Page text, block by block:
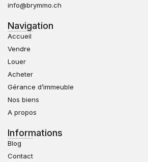
info@brymmo.ch
Navigation
Accueil
Vendre
Louer
Acheter
Gérance d’immeuble
Nos biens
A propos
Informations
Blog
Contact